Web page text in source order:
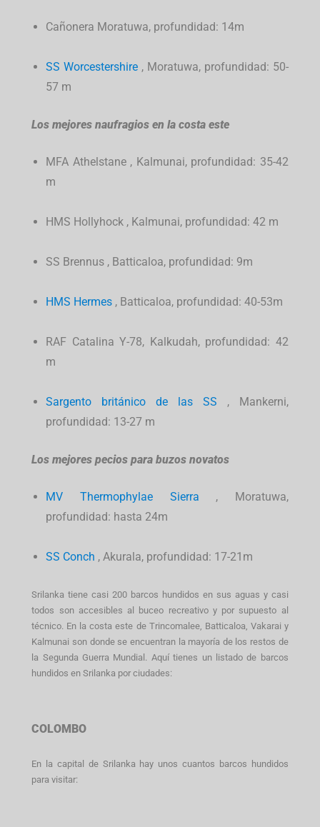
Cañonera Moratuwa, profundidad: 14m
SSWorcestershire , Moratuwa, profundidad: 50-
57 m
Los mejores naufragios en la costa este
MFA Athelstane, Kalmunai, profundidad: 35-42
m
HMS Hollyhock , Kalmunai, profundidad: 42 m
SS Brennus , Batticaloa, profundidad: 9m
HMS Hermes , Batticaloa, profundidad: 40-53m
RAF Catalina Y-78, Kalkudah, profundidad: 42
m
Sargento británico de las SS , Mankerni,
profundidad: 13-27 m
Los mejores pecios para buzos novatos
MV Thermophylae Sierra , Moratuwa,
profundidad: hasta 24m
SS Conch , Akurala, profundidad: 17-21m
Srilanka tiene casi 200 barcos hundidos en sus aguas y casi
todos son accesibles al buceo recreativo y por supuesto al
técnico. En la costa este de Trincomalee, Batticaloa, Vakarai y
Kalmunai son donde se encuentran la mayoría de los restos de
la Segunda Guerra Mundial. Aquí tienes un listado de barcos
hundidos en Srilanka por ciudades:
COLOMBO
En la capital de Srilanka hay unos cuantos barcos hundidos
para visitar: